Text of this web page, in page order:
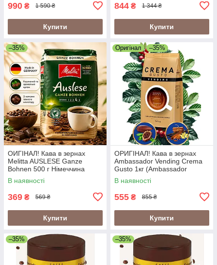
990 ₴ 1 590 ₴
Купити
844 ₴ 1 344 ₴
Купити
–35%
ОИГІНАЛ! Кава в зернах
Melitta AUSLESE Ganze
Bohnen 500 г Німеччина
В наявності
369 ₴ 569 ₴
Купити
Оригінал –35%
ОРИГІНАЛ! Кава в зернах
Ambassador Vending Crema
Gusto 1кг (Ambassador
Crema Gusto Vending)
В наявності
555 ₴ 855 ₴
Купити
–35% –35%